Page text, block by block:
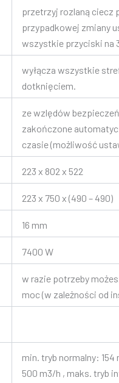
przetrzyj rozlaną ciecz
przypadkowej zmiany
wszystkie przyciski na
wyłącza wszystkie
dotknięciem.
ze wzlędów
zakończone
czasie (możliwość
223 x 802 x 522
223 x 750 x (490 – 490)
16 mm
7400 W
w razie potrzeby
moc (w zależności od
min. tryb normalny:
500 m3/h , maks. tryb